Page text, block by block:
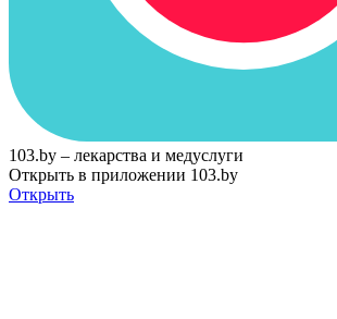
103.by – лекарства и медуслуги
Открыть в приложении 103.by
Открыть